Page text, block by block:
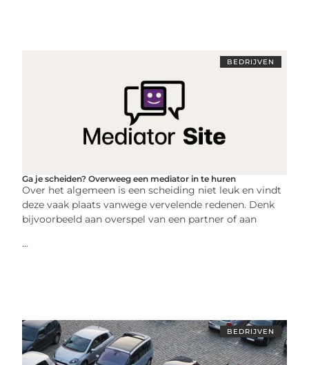
BEDRIJVEN
Ga je scheiden? Overweeg een mediator in te huren
Over het algemeen is een scheiding niet leuk en vindt
deze vaak plaats vanwege vervelende redenen. Denk
bijvoorbeeld aan overspel van een partner of aan
...
BEDRIJVEN